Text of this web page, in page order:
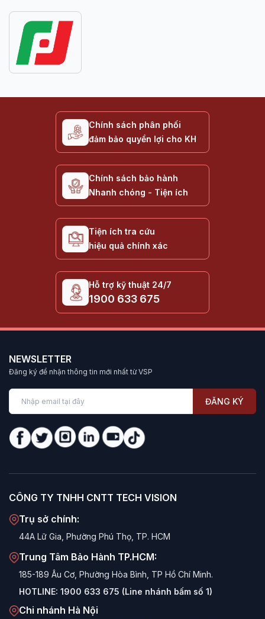
Chính sách phân phối
đảm bảo quyền lợi cho KH
Chính sách bảo hành
Nhanh chóng - Tiện ích
Tiện ích tra cứu
hiệu quả chính xác
Hỗ trợ kỹ thuật 24/7
1900 633 675
NEWSLETTER
Đăng ký để nhận thông tin mới nhất từ VSP
ĐĂNG KÝ
CÔNG TY TNHH CNTT TECH VISION
Trụ sở chính:
44A Lữ Gia, Phường Phú Thọ, TP. HCM
Trung Tâm Bảo Hành TP.HCM:
185-189 Âu Cơ, Phường Hòa Bình, TP Hồ Chí Minh.
HOTLINE: 1900 633 675 (Line nhánh bấm số 1)
Chi nhánh Hà Nội